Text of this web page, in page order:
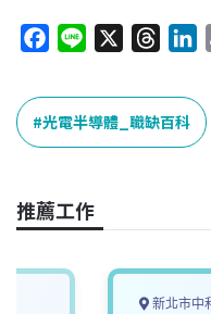
c
e
b
o
k
n
e
r
e
a
k
e
n
光電半導體_職缺百科
推薦工作
新北市中